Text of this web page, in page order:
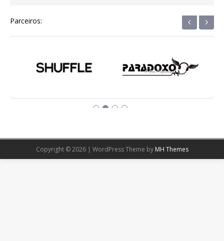
Parceiros: ‹ ›
Copyright © 2026 | WordPress Theme by MH Themes